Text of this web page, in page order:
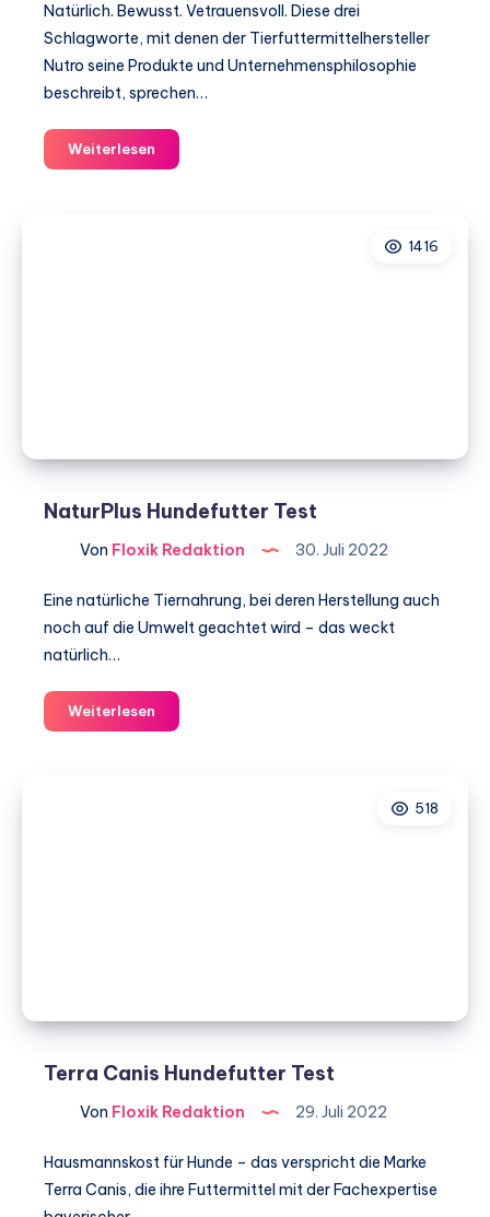
Natürlich. Bewusst. Vetrauensvoll. Diese drei
Schlagworte, mit denen der Tierfuttermittelhersteller
Nutro seine Produkte und Unternehmensphilosophie
beschreibt, sprechen…
Weiterlesen
Frontier
1416
NaturPlus Hundefutter Test
Von Floxik Redaktion 30. Juli 2022
Eine natürliche Tiernahrung, bei deren Herstellung auch
noch auf die Umwelt geachtet wird – das weckt
natürlich…
Weiterlesen
Hundefutter
518
Terra Canis Hundefutter Test
Von Floxik Redaktion 29. Juli 2022
Hausmannskost für Hunde – das verspricht die Marke
Terra Canis, die ihre Futtermittel mit der Fachexpertise